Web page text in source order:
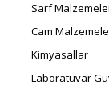
Sarf
Cam
Kimyasallar
Laboratuvar